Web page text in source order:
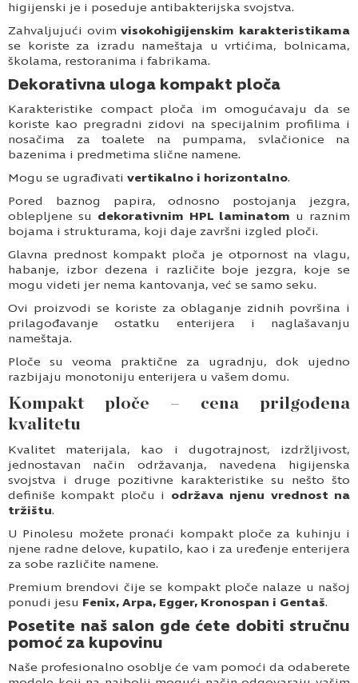
higijenski je i poseduje antibakterijska svojstva.
Zahvaljujući ovimvisokohigijenskim karakteristikama
se koriste za izradu nameštaja u vrtićima, bolnicama,
školama, restoranima i fabrikama.
Dekorativna uloga kompakt ploča
Karakteristike compact ploča im omogućavaju da se
koriste kao pregradni zidovi na specijalnim profilima i
nosačima za toalete na pumpama, svlačionice na
bazenima i predmetima slične namene.
Mogu se ugrađivati vertikalno i horizontalno.
Pored baznog papira, odnosno postojanja jezgra,
oblepljene su dekorativnim HPL laminatom u raznim
bojama i strukturama, koji daje završni izgled ploči.
Glavna prednost kompakt ploča je otpornost na vlagu,
habanje, izbor dezena i različite boje jezgra, koje se
mogu videti jer nema kantovanja, već se samo seku.
Ovi proizvodi se koriste za oblaganje zidnih površina i
prilagođavanje ostatku enterijera i naglašavanju
nameštaja.
Ploče su veoma praktične za ugradnju, dok ujedno
razbijaju monotoniju enterijera u vašem domu.
Kompakt ploče – cena prilgođena
kvalitetu
Kvalitet materijala, kao i dugotrajnost, izdržljivost,
jednostavan način održavanja, navedena higijenska
svojstva i druge pozitivne karakteristike su nešto što
definiše kompakt ploču i održava njenu vrednost na
tržištu.
U Pinolesu možete pronaći kompakt ploče za kuhinju i
njene radne delove, kupatilo, kao i za uređenje enterijera
za sobe različite namene.
Premium brendovi čije se kompakt ploče nalaze u našoj
ponudi jesu Fenix, Arpa, Egger, Kronospan i Gentaš.
Posetite naš salon gde ćete dobiti stručnu
pomoć za kupovinu
Naše profesionalno osoblje će vam pomoći da odaberete